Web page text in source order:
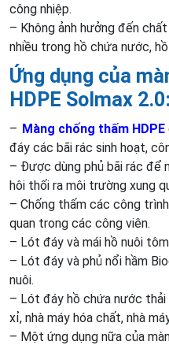
công nhiệp.
– Không ảnh hưởng đến
nhiều trong hồ chứa nước,
Ứng dụng của
HDPE Solmax 2.0:
– Màng chống thấm HDPE
đáy các bãi rác sinh hoạt,
– Được dùng phủ bãi rác để
hôi thối ra môi trường xung
– Chống thấm các công
quan trong các công viên.
– Lót đáy và mái hồ nuôi
– Lót đáy và phủ nổi hầm
nuôi.
– Lót đáy hồ chứa nước thải
xỉ, nhà máy hóa chất, nhà
– Một ứng dụng nữa của